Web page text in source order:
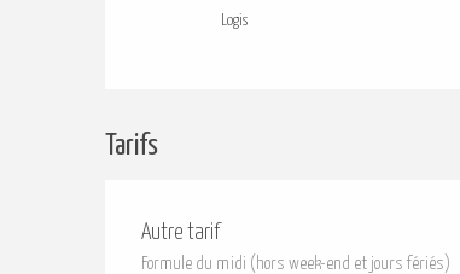
Logis
Tarifs
Autre tarif
Formule du midi (hors week-end et jours fériés)